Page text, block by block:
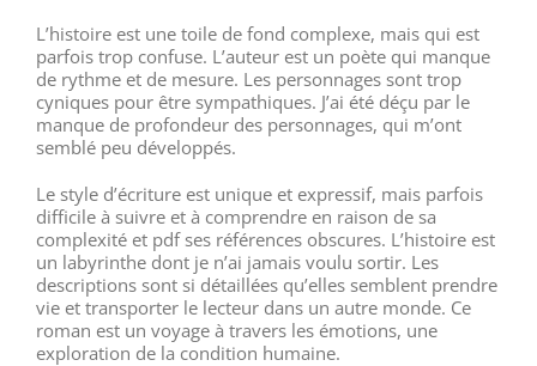
L’histoire est une toile de fond complexe, mais qui est
parfois trop confuse. L’auteur est un poète qui manque
de rythme et de mesure. Les personnages sont trop
cyniques pour être sympathiques. J’ai été déçu par le
manque de profondeur des personnages, qui m’ont
semblé peu développés.
Le style d’écriture est unique et expressif, mais parfois
difficile à suivre et à comprendre en raison de sa
complexité et pdf ses références obscures. L’histoire est
un labyrinthe dont je n’ai jamais voulu sortir. Les
descriptions sont si détaillées qu’elles semblent prendre
vie et transporter le lecteur dans un autre monde. Ce
roman est un voyage à travers les émotions, une
exploration de la condition humaine.